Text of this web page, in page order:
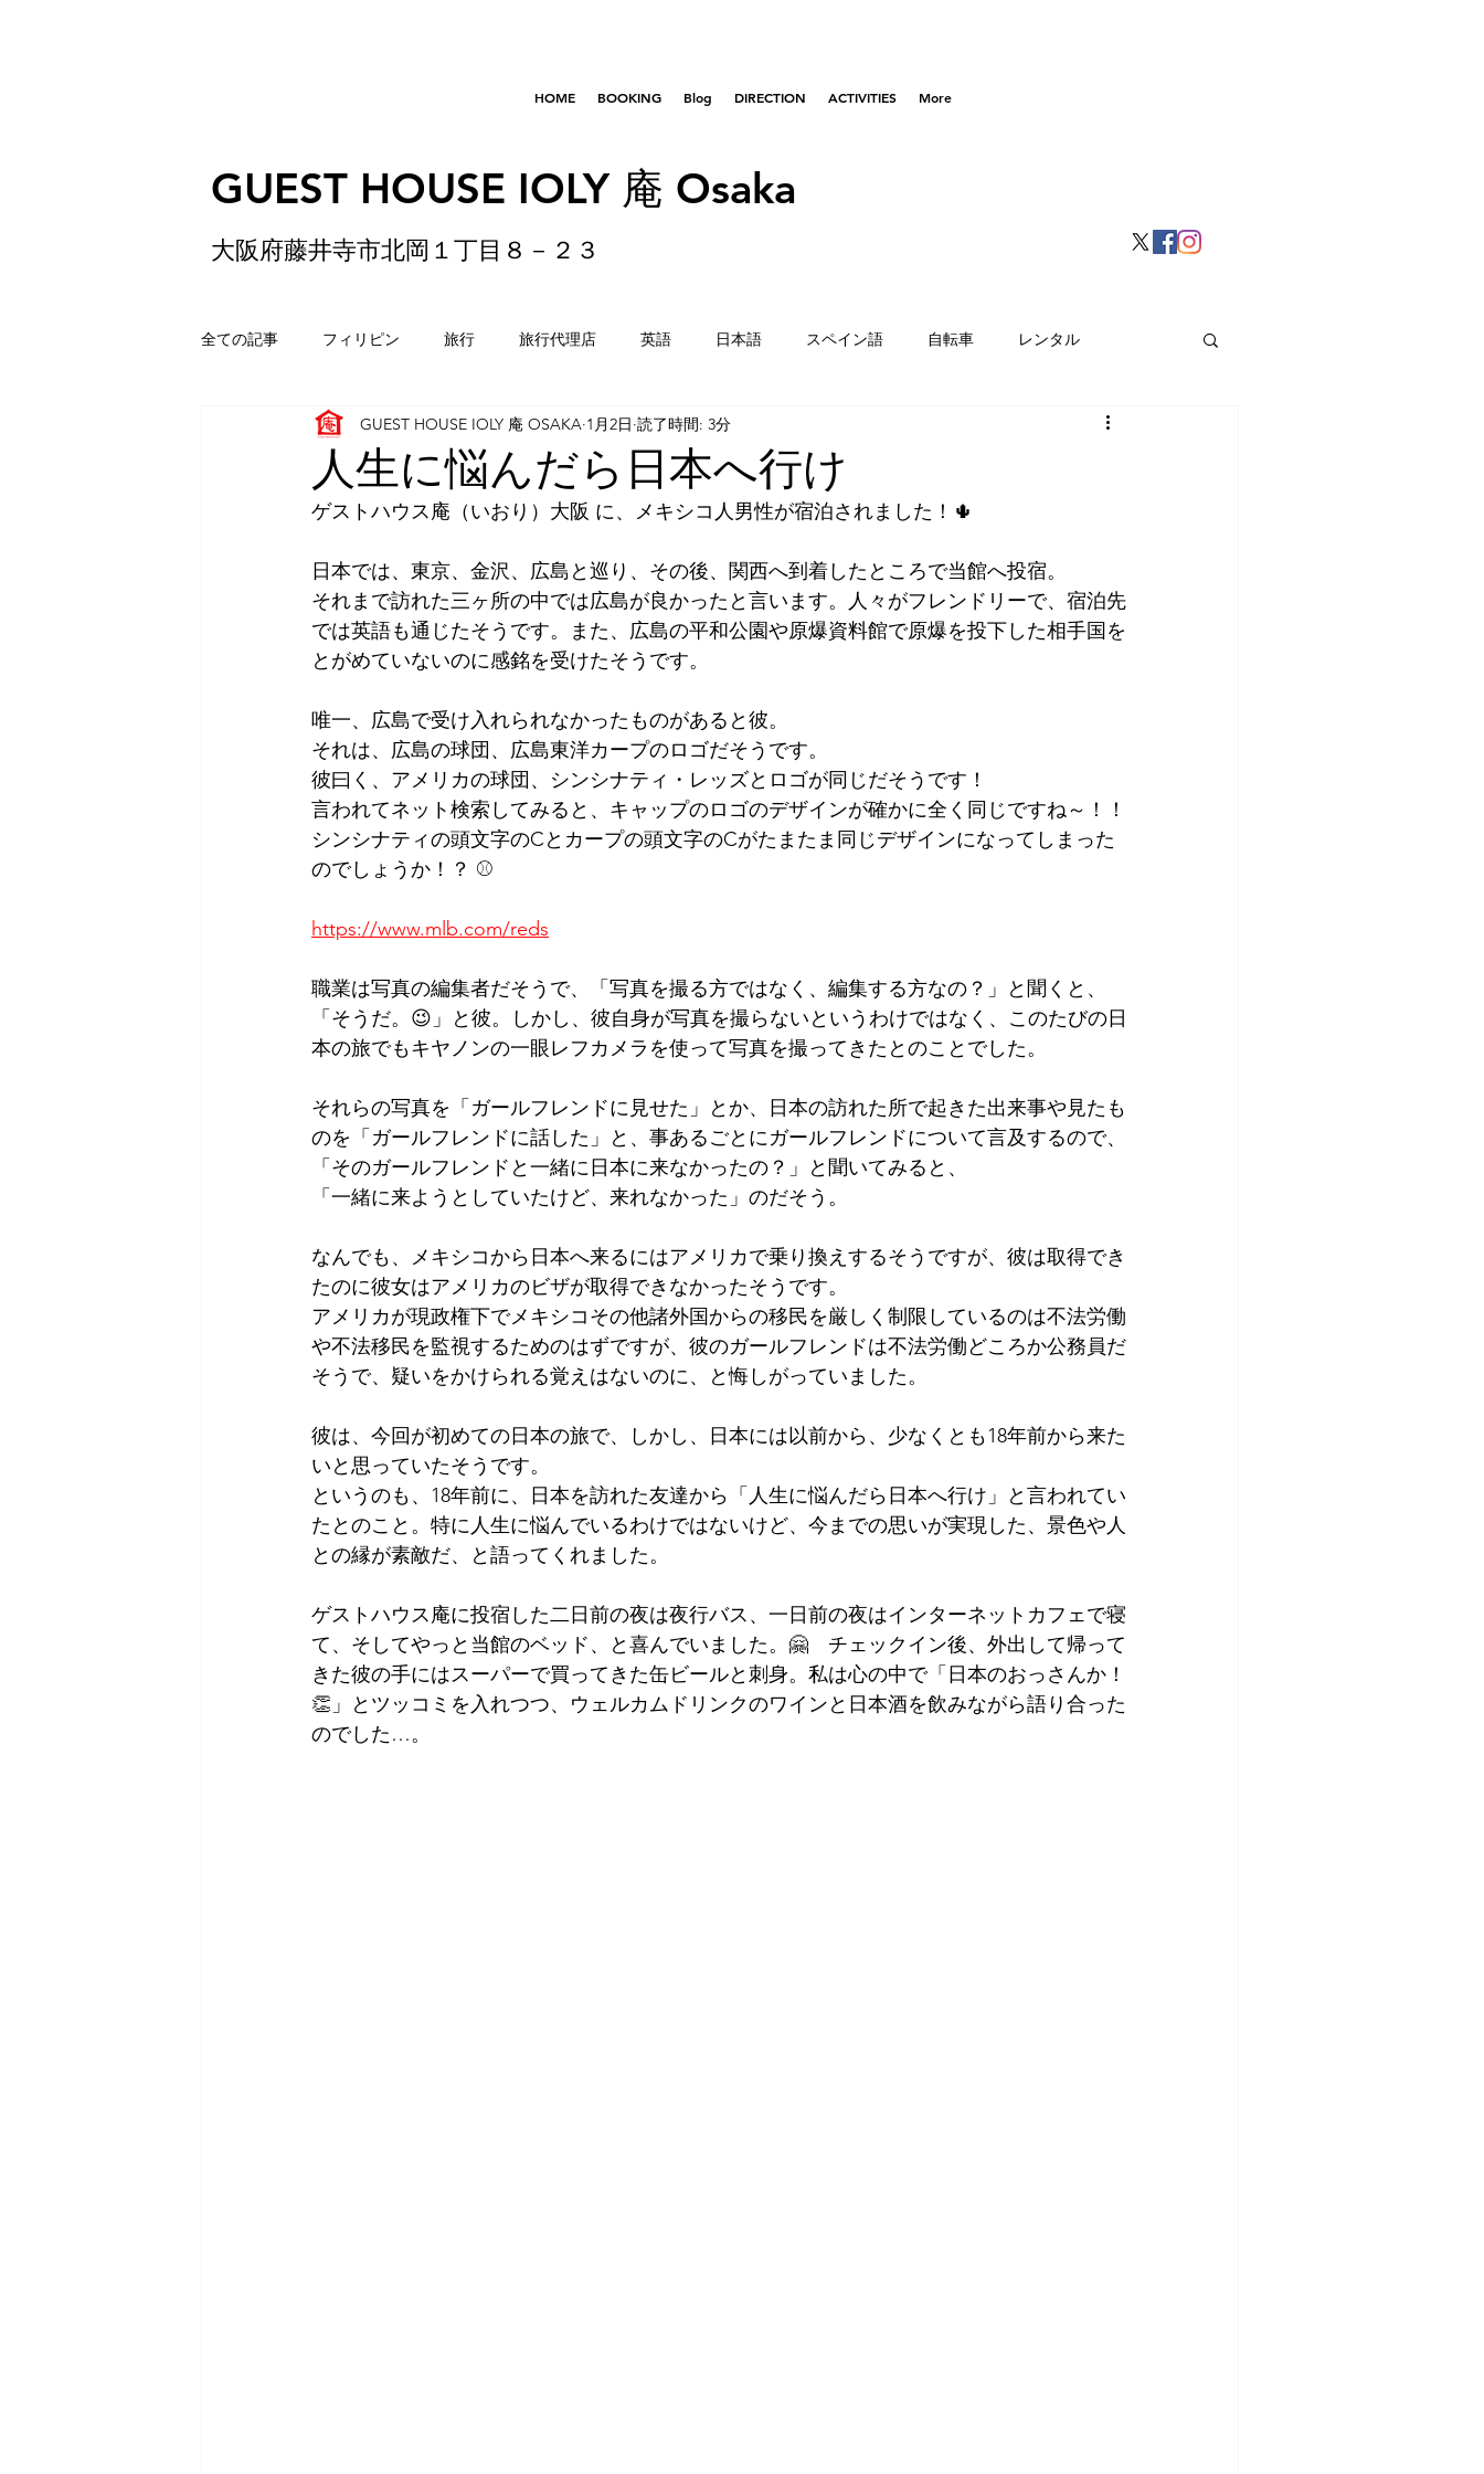
HOME BOOKING Blog DIRECTION ACTIVITIES More
GUEST HOUSE IOLY 庵 Osaka
大阪府藤井寺市北岡１丁目８－２３
全ての記事 フィリピン 旅行 旅行代理店 英語 日本語 スペイン語 自転車 レンタル
ゲストハウス 松原 香港 はびきのコロセアム 東京 Hong Kong
Yokohama 古市古墳群 鼓いちじくソース 恵我ノ荘駅 サンドイッチ
apricot university 台湾 西国三十三所 藤井寺
人生に悩んだら日本へ行け
GUEST HOUSE IOLY 庵 OSAKA 1月2日 読了時間: 3分
ゲストハウス庵（いおり）大阪 に、メキシコ人男性が宿泊されました！🌵
日本では、東京、金沢、広島と巡り、その後、関西へ到着したところで当館へ投宿。
それまで訪れた三ヶ所の中では広島が良かったと言います。人々がフレンドリーで、宿泊先
では英語も通じたそうです。また、広島の平和公園や原爆資料館で原爆を投下した相手国を
とがめていないのに感銘を受けたそうです。
唯一、広島で受け入れられなかったものがあると彼。
それは、広島の球団、広島東洋カープのロゴだそうです。
彼曰く、アメリカの球団、シンシナティ・レッズとロゴが同じだそうです！
言われてネット検索してみると、キャップのロゴのデザインが確かに全く同じですね～！！
シンシナティの頭文字のCとカープの頭文字のCがたまたま同じデザインになってしまった
のでしょうか！？ ⚾
https://www.mlb.com/reds
職業は写真の編集者だそうで、「写真を撮る方ではなく、編集する方なの？」と聞くと、
「そうだ。😉」と彼。しかし、彼自身が写真を撮らないというわけではなく、このたびの日
本の旅でもキヤノンの一眼レフカメラを使って写真を撮ってきたとのことでした。
それらの写真を「ガールフレンドに見せた」とか、日本の訪れた所で起きた出来事や見たも
のを「ガールフレンドに話した」と、事あるごとにガールフレンドについて言及するので、
「そのガールフレンドと一緒に日本に来なかったの？」と聞いてみると、
「一緒に来ようとしていたけど、来れなかった」のだそう。
なんでも、メキシコから日本へ来るにはアメリカで乗り換えするそうですが、彼は取得でき
たのに彼女はアメリカのビザが取得できなかったそうです。
アメリカが現政権下でメキシコその他諸外国からの移民を厳しく制限しているのは不法労働
や不法移民を監視するためのはずですが、彼のガールフレンドは不法労働どころか公務員だ
そうで、疑いをかけられる覚えはないのに、と悔しがっていました。
彼は、今回が初めての日本の旅で、しかし、日本には以前から、少なくとも18年前から来た
いと思っていたそうです。
というのも、18年前に、日本を訪れた友達から「人生に悩んだら日本へ行け」と言われてい
たとのこと。特に人生に悩んでいるわけではないけど、今までの思いが実現した、景色や人
との縁が素敵だ、と語ってくれました。
ゲストハウス庵に投宿した二日前の夜は夜行バス、一日前の夜はインターネットカフェで寝
て、そしてやっと当館のベッド、と喜んでいました。🤗　チェックイン後、外出して帰って
きた彼の手にはスーパーで買ってきた缶ビールと刺身。私は心の中で「日本のおっさんか！
👏」とツッコミを入れつつ、ウェルカムドリンクのワインと日本酒を飲みながら語り合った
のでした…。